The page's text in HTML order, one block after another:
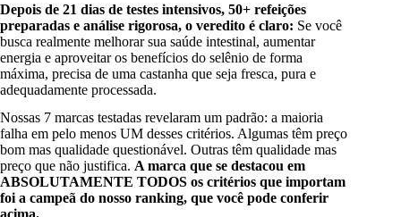
Depois de 21 dias de testes intensivos, 50+ refeições
preparadas e análise rigorosa, o veredito é claro: Se você
busca realmente melhorar sua saúde intestinal, aumentar
energia e aproveitar os benefícios do selênio de forma
máxima, precisa de uma castanha que seja fresca, pura e
adequadamente processada.
Nossas 7 marcas testadas revelaram um padrão: a maioria
falha em pelo menos UM desses critérios. Algumas têm preço
bom mas qualidade questionável. Outras têm qualidade mas
preço que não justifica. A marca que se destacou em
ABSOLUTAMENTE TODOS os critérios que importam
foi a campeã do nosso ranking, que você pode conferir
acima.